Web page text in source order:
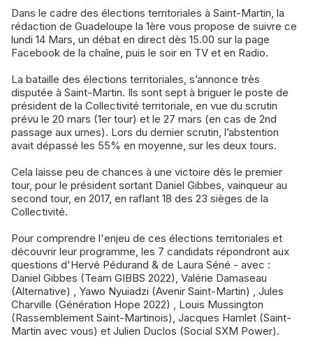
Dans le cadre des élections territoriales à Saint-Martin, la
rédaction de Guadeloupe la 1ère vous propose de suivre ce
lundi 14 Mars, un débat en direct dès 15.00 sur la page
Facebook de la chaîne, puis le soir en TV et en Radio.
La bataille des élections territoriales, s’annonce très
disputée à Saint-Martin. Ils sont sept à briguer le poste de
président de la Collectivité territoriale, en vue du scrutin
prévu le 20 mars (1er tour) et le 27 mars (en cas de 2nd
passage aux urnes). Lors du dernier scrutin, l’abstention
avait dépassé les 55% en moyenne, sur les deux tours.
Cela laisse peu de chances à une victoire dès le premier
tour, pour le président sortant Daniel Gibbes, vainqueur au
second tour, en 2017, en raflant 18 des 23 sièges de la
Collectivité.
Pour comprendre l'enjeu de ces élections territoriales et
découvrir leur programme, les 7 candidats répondront aux
questions d'Hervé Pédurand & de Laura Séné - avec :
Daniel Gibbes (Team GIBBS 2022), Valérie Damaseau
(Alternative) , Yawo Nyuiadzi (Avenir Saint-Martin) , Jules
Charville (Génération Hope 2022) , Louis Mussington
(Rassemblement Saint-Martinois), Jacques Hamlet (Saint-
Martin avec vous) et Julien Duclos (Social SXM Power).